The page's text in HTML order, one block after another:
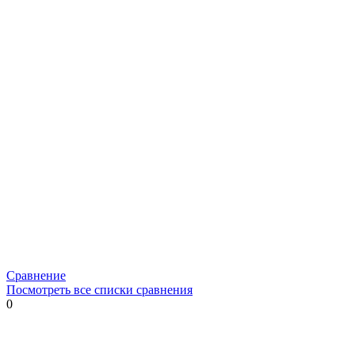
Сравнение
Посмотреть все списки сравнения
0